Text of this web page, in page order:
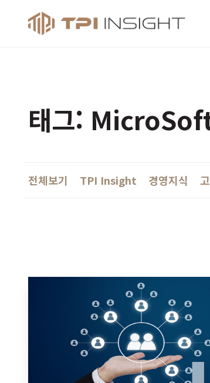
티피
태그:
전체보기 TPI Insight 경영지식